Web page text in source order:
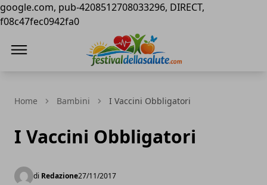
google.com, pub-4208512708033296, DIRECT,
f08c47fec0942fa0
Home Bambini I Vaccini Obbligatori
I Vaccini Obbligatori
di Redazione27/11/2017